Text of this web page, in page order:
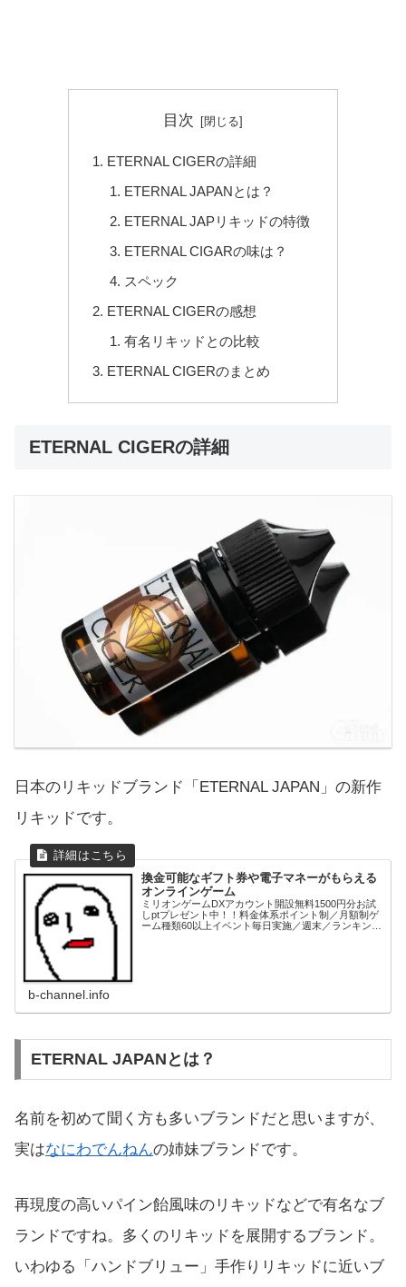
目次
ETERNAL CIGERの詳細
ETERNAL JAPANとは？
ETERNAL JAPリキッドの特徴
ETERNAL CIGARの味は？
スペック
ETERNAL CIGERの感想
有名リキッドとの比較
ETERNAL CIGERのまとめ
ETERNAL CIGERの詳細
日本のリキッドブランド「ETERNAL JAPAN」の新作
リキッドです。
換金可能なギフト券や電子マネーがもらえる
オンラインゲーム
ミリオンゲームDXアカウント開設無料1500円分お試
しptプレゼント中！！料金体系ポイント制／月額制ゲ
ーム種類60以上イベント毎日実施／週末／ランキング
b-channel.info
ETERNAL JAPANとは？
名前を初めて聞く方も多いブランドだと思いますが、
実はなにわでんねんの姉妹ブランドです。
再現度の高いパイン飴風味のリキッドなどで有名なブ
ランドですね。多くのリキッドを展開するブランド。
いわゆる「ハンドブリュー」手作りリキッドに近いブ